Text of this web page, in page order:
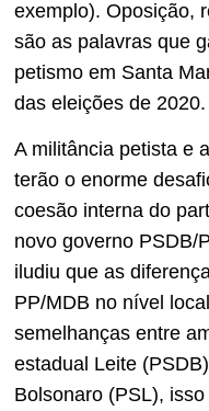
exemplo). Oposição,
são as palavras que
petismo em Santa
das eleições de 2020.
A militância petista e
terão o enorme
coesão interna do
novo governo PSDB/
iludiu que as
PP/MDB no nível
semelhanças entre
estadual Leite
Bolsonaro (PSL),